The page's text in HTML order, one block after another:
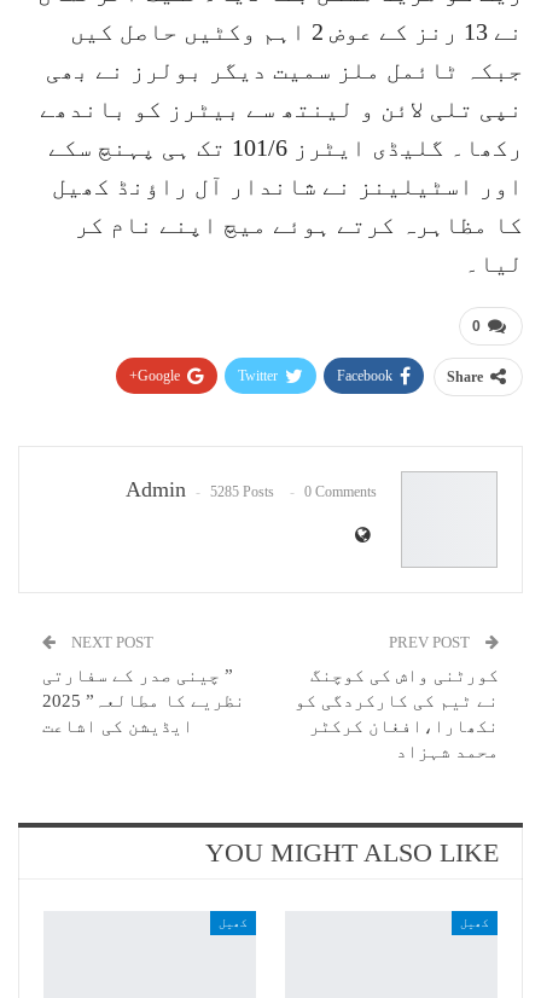
نے 13 رنز کے عوض 2 اہم وکٹیں حاصل کیں
جبکہ ٹائمل ملز سمیت دیگر بولرز نے بھی
نپی تلی لائن و لینتھ سے بیٹرز کو باندھے
رکھا۔ گلیڈی ایٹرز 101/6 تک ہی پہنچ سکے
اور اسٹیلینز نے شاندار آل راؤنڈ کھیل
کا مظاہرہ کرتے ہوئے میچ اپنے نام کر
لیا۔
0
Share
Facebook
Twitter
Google+
Admin 5285 Posts 0 Comments
کورٹنی واش کی کوچنگ
نے ٹیم کی کارکردگی کو
نکھارا،افغان کرکٹر
محمد شہزاد
NEXT POST
” چینی صدر کے سفارتی
نظریے کا مطالعہ” 2025
ایڈیشن کی اشاعت
YOU MIGHT ALSO LIKE
کھیل کھیل